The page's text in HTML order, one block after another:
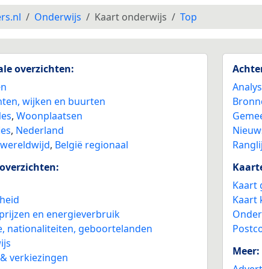
2
Onderwijs Kaart onderwijs Top
overzichten:
wijken en buurten
,Woonplaatsen
, Nederland
, België regionaal
en energieverbruik
nationaliteiten, geboortelanden
verkiezingen
Kaart
Kaart
Meer: